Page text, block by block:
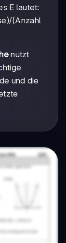
E lautet:
(Anzahl
nutzt
und die